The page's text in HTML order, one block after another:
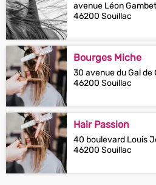
avenue Léon
46200 Souillac
Bourges Miche
30 avenue du Gal de
46200 Souillac
Hair Passion
40 boulevard Louis
46200 Souillac